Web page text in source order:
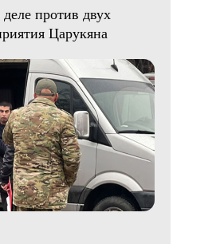
против двух
Царукяна